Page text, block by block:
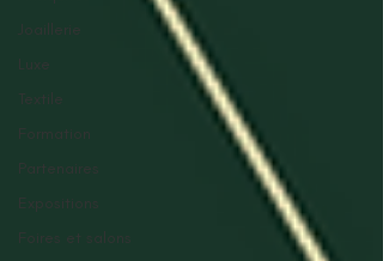
Joaillerie
Luxe
Textile
Formation
Partenaires
Expositions
Foires et salons